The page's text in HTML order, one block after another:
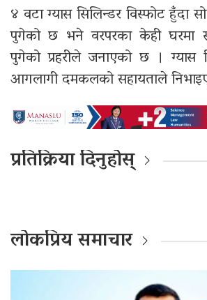
४ वटा ग्यास सिलिन्डर विस्फोट हुँदा सो
पुगेको छ भने वरपरका केही घरमा
पुगेको प्रहरीले जनाएको छ । ग्यास
आगलागी दमकलको सहायताले
प्रतिक्रिया दिनुहोस्
लोकप्रिय समाचार